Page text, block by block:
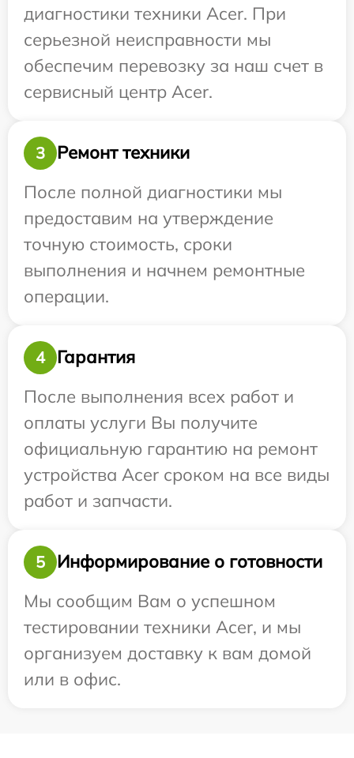
диагностики техники Acer. При
серьезной неисправности мы
обеспечим перевозку за наш счет в
сервисный центр Acer.
3
Ремонт техники
После полной диагностики мы
предоставим на утверждение
точную стоимость, сроки
выполнения и начнем ремонтные
операции.
4
Гарантия
После выполнения всех работ и
оплаты услуги Вы получите
официальную гарантию на ремонт
устройства Acer сроком на все виды
работ и запчасти.
5
Информирование о готовности
Мы сообщим Вам о успешном
тестировании техники Acer, и мы
организуем доставку к вам домой
или в офис.